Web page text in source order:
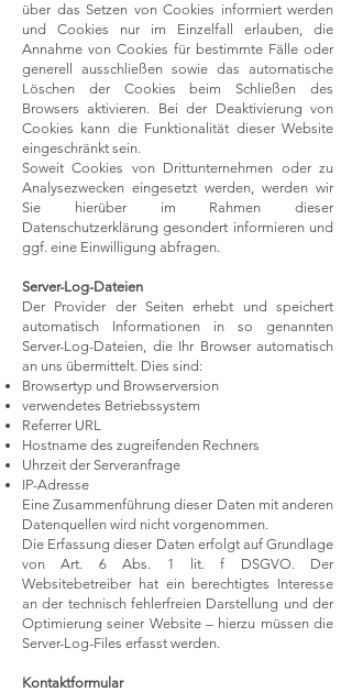
über das Setzen von Cookies informiert werden
und Cookies nur im Einzelfall erlauben, die
Annahme von Cookies für bestimmte Fälle oder
generell ausschließen sowie das automatische
Löschen der Cookies beim Schließen des
Browsers aktivieren. Bei der Deaktivierung von
Cookies kann die Funktionalität dieser Website
eingeschränkt sein.
Soweit Cookies von Drittunternehmen oder zu
Analysezwecken eingesetzt werden, werden wir
Sie hierüber im Rahmen dieser
Datenschutzerklärung gesondert informieren und
ggf. eine Einwilligung abfragen.
Server-Log-Dateien
Der Provider der Seiten erhebt und speichert
automatisch Informationen in so genannten
Server-Log-Dateien, die Ihr Browser automatisch
an uns übermittelt. Dies sind:
Browsertyp und Browserversion
verwendetes Betriebssystem
Referrer URL
Hostname des zugreifenden Rechners
Uhrzeit der Serveranfrage
IP-Adresse
Eine Zusammenführung dieser Daten mit anderen
Datenquellen wird nicht vorgenommen.
Die Erfassung dieser Daten erfolgt auf Grundlage
von Art. 6 Abs. 1 lit. f DSGVO. Der
Websitebetreiber hat ein berechtigtes Interesse
an der technisch fehlerfreien Darstellung und der
Optimierung seiner Website – hierzu müssen die
Server-Log-Files erfasst werden.
Kontaktformular